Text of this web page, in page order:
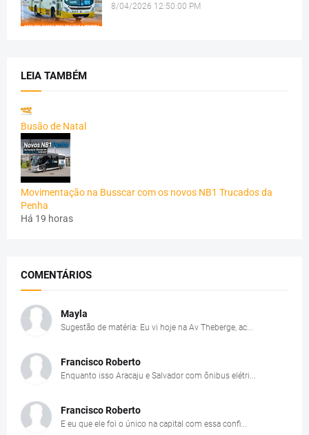
8/04/2026 12:50:00 PM
LEIA TAMBÉM
Busão de Natal
Movimentação na Busscar com os novos NB1 Trucados da
Penha
Há 19 horas
COMENTÁRIOS
Mayla
Sugestão de matéria: Eu vi hoje na Av Theberge, ac...
Francisco Roberto
Enquanto isso Aracaju e Salvador com ônibus elétri...
Francisco Roberto
E eu que ele foi o único na capital com essa confi...